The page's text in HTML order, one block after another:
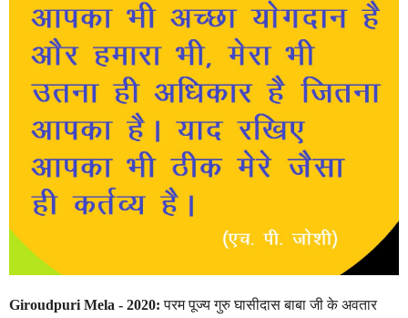
Giroudpuri Mela - 2020:परम पूज्य गुरु घासीदास बाबा जी के अवतार